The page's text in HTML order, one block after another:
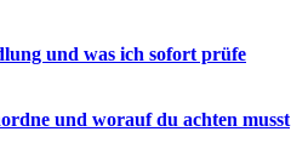
und was ich sofort prüfe
und worauf du achten musst